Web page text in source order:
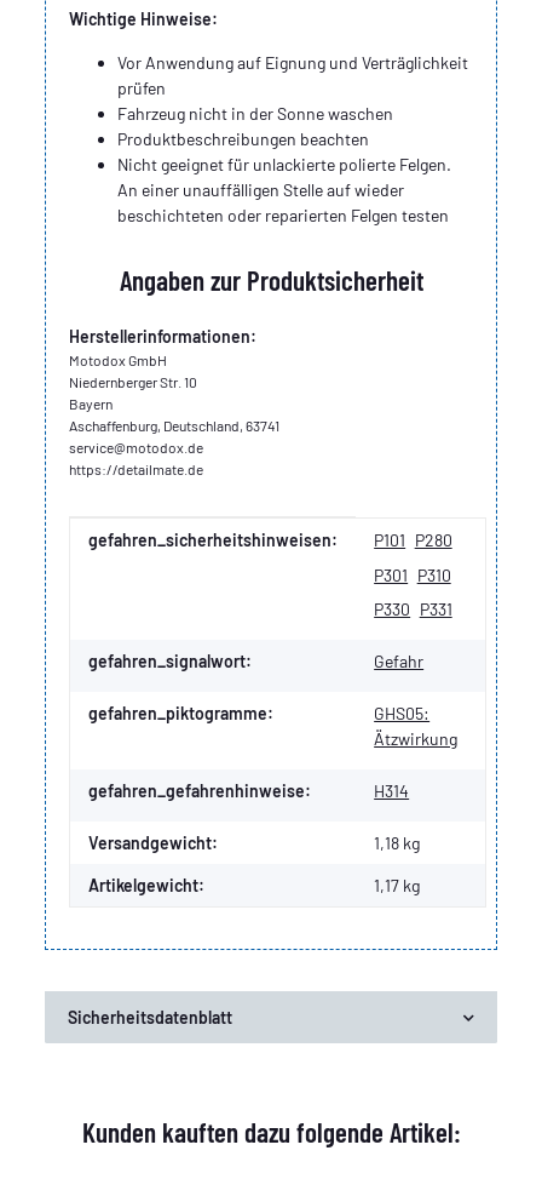
Wichtige Hinweise:
Vor Anwendung auf Eignung und Verträglichkeit
prüfen
Fahrzeug nicht in der Sonne waschen
Produktbeschreibungen beachten
Nicht geeignet für unlackierte polierte Felgen.
An einer unauffälligen Stelle auf wieder
beschichteten oder reparierten Felgen testen
Angaben zur Produktsicherheit
Herstellerinformationen:
Motodox GmbH
Niedernberger Str. 10
Bayern
Aschaffenburg, Deutschland, 63741
service@motodox.de
https://detailmate.de
Produkteigenschaft
Wert
gefahren_sicherheitshinweisen: P101 P280
P301 P310
P330 P331
gefahren_signalwort: Gefahr
gefahren_piktogramme:
GHS05:
Ätzwirkung
gefahren_gefahrenhinweise: H314
Versandgewicht: 1,18 kg
Artikelgewicht: 1,17 kg
Sicherheitsdatenblatt
Kunden kauften dazu folgende Artikel: